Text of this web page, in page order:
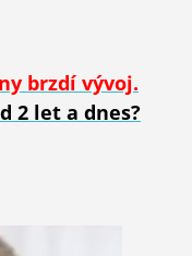
brzdí vývoj.
2 let a dnes?